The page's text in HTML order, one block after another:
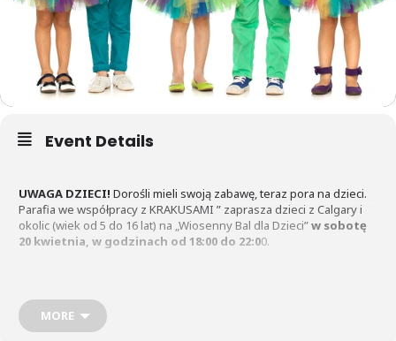
Event Details
UWAGA DZIECI! Dorośli mieli swoją zabawę, teraz pora na dzieci.
Parafia we współpracy z KRAKUSAMI ” zaprasza dzieci z Calgary i
okolic (wiek od 5 do 16 lat) na „Wiosenny Bal dla Dzieci”w sobotę
20 kwietnia, w godzinach od 18:00 do 22:00.
bezprocentowe) i zabawy. Cały wieczór przy rytmach
Rodzice mogą zostawić dzieci z nami, a sami skorzystać z wolnego
MORE